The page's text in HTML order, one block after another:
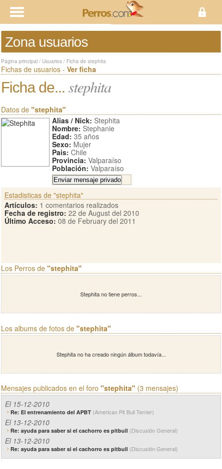
Zona usuarios
Página principal / Usuarios / Ficha de stephita
Fichas de usuarios - Ver ficha
Ficha de... stephita
Datos de "stephita"
Alias / Nick: Stephita
Nombre: Stephanie
Edad: 35 años
Sexo: Mujer
Pais: Chile
Provincia: Valparaíso
Población: Valparaíso
Estadisticas de "stephita"
Artículos: 1 comentarios realizados
Fecha de registro: 22 de August del 2010
Último Acceso: 08 de February del 2011
Los Perros de "stephita"
Stephita no tiene perros...
Los albums de fotos de "stephita"
Stephita no ha creado ningún álbum todavía...
Mensajes publicados en el foro "stephita" (3 mensajes)
El 15-12-2010
Re: El entrenamiento del APBT (American Pit Bull Terrier)
El 13-12-2010
Re: ayuda para saber si el cachorro es pitbull (Discusión General)
El 13-12-2010
Re: ayuda para saber si el cachorro es pitbull (Discusión General)